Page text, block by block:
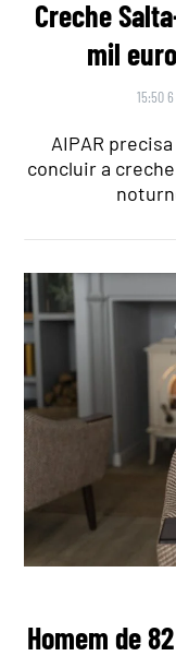
Creche
mil
15:50
AIPAR
concluir a
Homem de